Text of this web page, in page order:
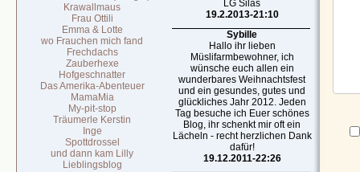
Krawallmaus
Frau Ottili
Emma & Lotte
wo Frauchen mich fand
Frechdachs
Zauberhexe
Hofgeschnatter
Das Amerika-Abenteuer
MamaMia
My-pit-stop
Träumerle Kerstin
Inge
Spottdrossel
und dann kam Lilly
Lieblingsblog
LG Silas
19.2.2013-21:10
Sybille
Hallo ihr lieben
Müslifarmbewohner, ich
wünsche euch allen ein
wunderbares Weihnachtsfest
und ein gesundes, gutes und
glückliches Jahr 2012. Jeden
Tag besuche ich Euer schönes
Blog, ihr schenkt mir oft ein
Lächeln - recht herzlichen Dank
dafür!
19.12.2011-22:26